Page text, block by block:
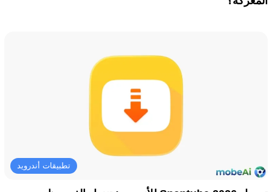
تطبيقات أندرويد